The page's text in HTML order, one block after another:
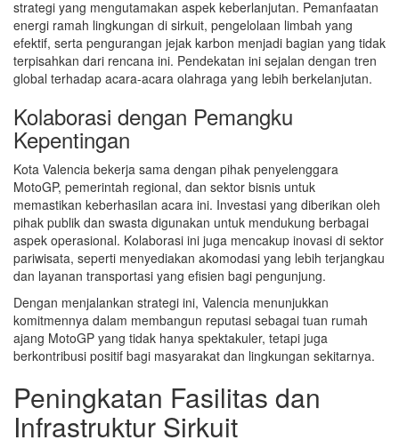
strategi yang mengutamakan aspek keberlanjutan. Pemanfaatan
energi ramah lingkungan di sirkuit, pengelolaan limbah yang
efektif, serta pengurangan jejak karbon menjadi bagian yang tidak
terpisahkan dari rencana ini. Pendekatan ini sejalan dengan tren
global terhadap acara-acara olahraga yang lebih berkelanjutan.
Kolaborasi dengan Pemangku
Kepentingan
Kota Valencia bekerja sama dengan pihak penyelenggara
MotoGP, pemerintah regional, dan sektor bisnis untuk
memastikan keberhasilan acara ini. Investasi yang diberikan oleh
pihak publik dan swasta digunakan untuk mendukung berbagai
aspek operasional. Kolaborasi ini juga mencakup inovasi di sektor
pariwisata, seperti menyediakan akomodasi yang lebih terjangkau
dan layanan transportasi yang efisien bagi pengunjung.
Dengan menjalankan strategi ini, Valencia menunjukkan
komitmennya dalam membangun reputasi sebagai tuan rumah
ajang MotoGP yang tidak hanya spektakuler, tetapi juga
berkontribusi positif bagi masyarakat dan lingkungan sekitarnya.
Peningkatan Fasilitas dan
Infrastruktur Sirkuit